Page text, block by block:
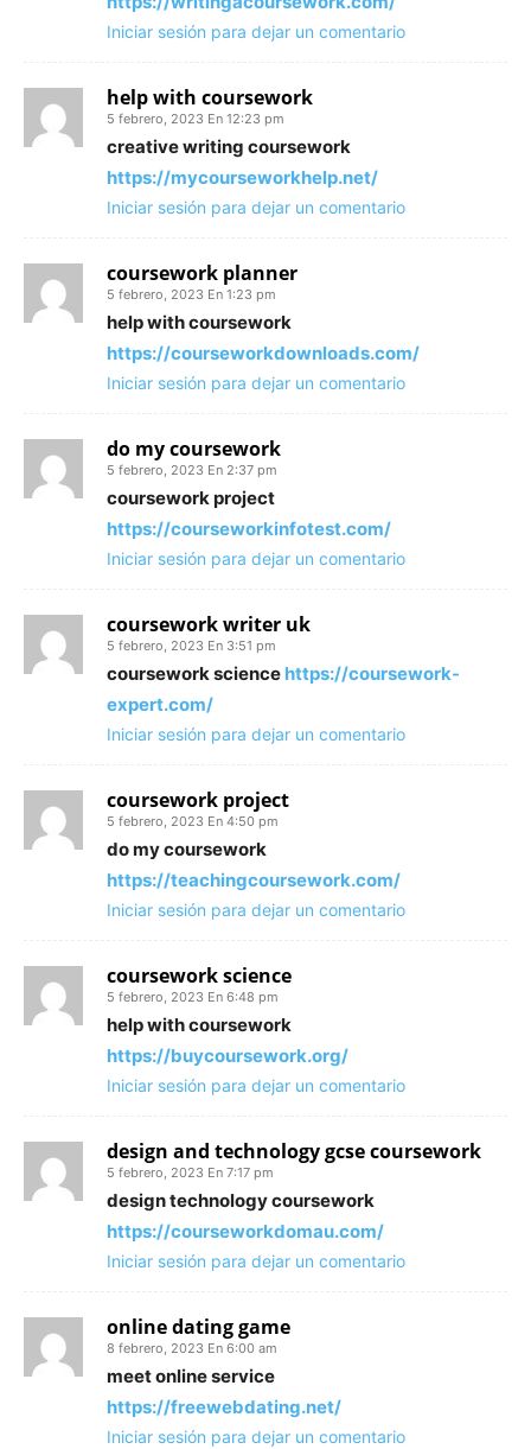
Iniciar sesión para dejar un comentario
help with coursework
5 febrero, 2023 En 12:23 pm
creative writing coursework
https://mycourseworkhelp.net/
Iniciar sesión para dejar un comentario
coursework planner
5 febrero, 2023 En 1:23 pm
help with coursework
https://courseworkdownloads.com/
Iniciar sesión para dejar un comentario
do my coursework
5 febrero, 2023 En 2:37 pm
coursework project
https://courseworkinfotest.com/
Iniciar sesión para dejar un comentario
coursework writer uk
5 febrero, 2023 En 3:51 pm
coursework science https://coursework-
expert.com/
Iniciar sesión para dejar un comentario
coursework project
5 febrero, 2023 En 4:50 pm
do my coursework
https://teachingcoursework.com/
Iniciar sesión para dejar un comentario
coursework science
5 febrero, 2023 En 6:48 pm
help with coursework
https://buycoursework.org/
Iniciar sesión para dejar un comentario
design and technology gcse coursework
5 febrero, 2023 En 7:17 pm
design technology coursework
https://courseworkdomau.com/
Iniciar sesión para dejar un comentario
online dating game
8 febrero, 2023 En 6:00 am
meet online service
https://freewebdating.net/
Iniciar sesión para dejar un comentario